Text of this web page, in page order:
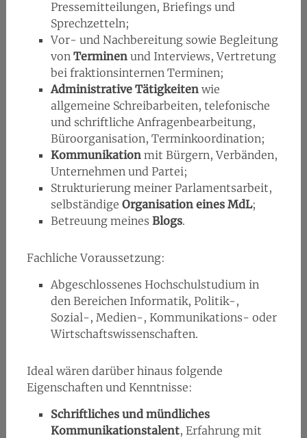
Pressemitteilungen, Briefings und
Sprechzetteln;
Vor- und Nachbereitung sowie Begleitung
von Terminenund Interviews, Vertretung
bei fraktionsinternen Terminen;
Administrative Tätigkeitenwie
allgemeine Schreibarbeiten, telefonische
und schriftliche Anfragenbearbeitung,
Büroorganisation, Terminkoordination;
Kommunikationmit Bürgern, Verbänden,
Unternehmen und Partei;
Strukturierung meiner Parlamentsarbeit,
selbständige Organisation eines MdL;
Betreuung meines Blogs.
Fachliche Voraussetzung:
Abgeschlossenes Hochschulstudium in
den Bereichen Informatik, Politik-,
Sozial-, Medien-, Kommunikations- oder
Wirtschaftswissenschaften.
Ideal wären darüber hinaus folgende
Eigenschaften und Kenntnisse:
Schriftliches und mündliches
Kommunikationstalent, Erfahrung mit